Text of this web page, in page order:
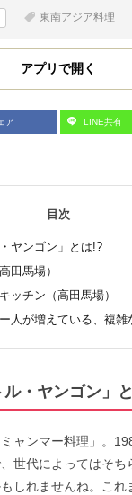
東南アジア料理
アプリで開く
ア LINE共有
目次
ヤンゴン」とは!?
田馬場）
ッチン（高田馬場）
人が増えている、複雑
・ヤンゴン」
ャンマー料理」。
、世代によってはそ
しれませんね。これ